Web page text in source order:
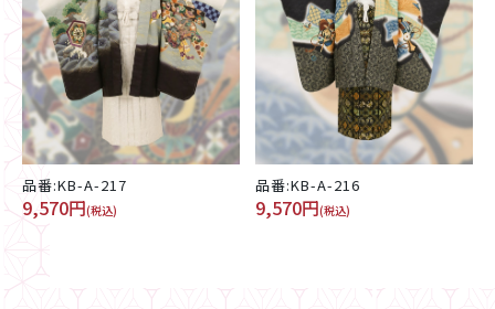
品番:KB-A-217
9,570円(税込)
品番:KB-A-216
9,570円(税込)